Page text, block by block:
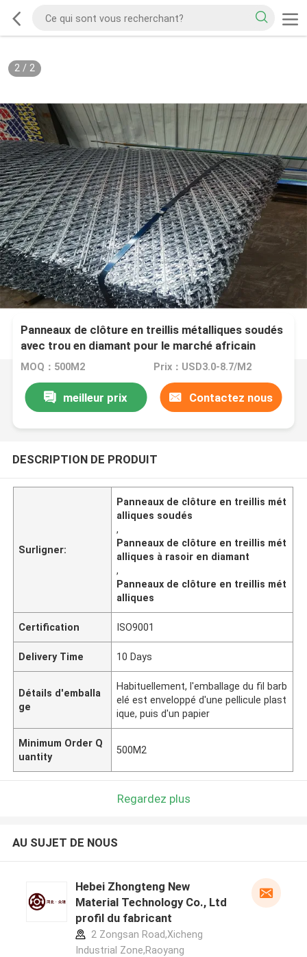
2/ 2
Panneaux de clôture en treillis métalliques soudés
avec trou en diamant pour le marché africain
MOQ：500M2 Prix：USD3.0-8.7/M2
meilleur prix Contactez nous
DESCRIPTION DE PRODUIT
Surligner:
Panneaux de clôture en treillis mét
alliques soudés
,
Panneaux de clôture en treillis mét
alliques à rasoir en diamant
,
Panneaux de clôture en treillis mét
alliques
Certification ISO9001
Delivery Time 10 Days
Détails d'emballa
ge
Habituellement, l'emballage du fil barb
elé est enveloppé d'une pellicule plast
ique, puis d'un papier
Minimum Order Q
uantity
500M2
Regardez plus
AU SUJET DE NOUS
Hebei Zhongteng New
Material Technology Co., Ltd
profil du fabricant
2 Zongsan Road,Xicheng
Industrial Zone,Raoyang